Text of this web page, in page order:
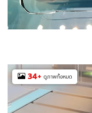
34+ ดูภาพทั้งหมด